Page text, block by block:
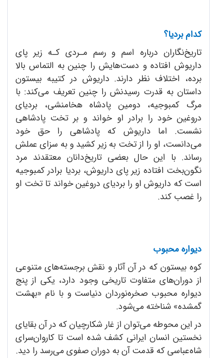
کدام بردیا؟
تاریخ‌نگاران درباره اسم و رسم مـردی کـه زیر پای
داریوش افتاده و دست‌هایش را چنین به التماس بالا
برده، اختلاف نظر دارند. داریوش در کتیبه بیستون
داستان به قدرت رسیدنش را چنین تعریف می‌کند: با
مرگ کمبوجیه، دومین پادشاه هخامنشی، بردیای
دروغین خود را برادر او خواند و بر تخت پادشاهی
نشست. اما داریوش که پادشاهی را حق خود
می‌دانست، او را از تخت به زیر کشید و به سزای عملش
رساند. با این حال بعضی تاریخ‌دانان معتقدند مرد
نگون‌بخت افتاده زیر پای داریوش، بردیا برادر کمبوجیه
است که داریوش او را بردیای دروغین خواند تا تخت او
را غصب کند.
دیواره محبوب
کوه بیستون که در آن آثار و نقش برجسته‌های متنوعی
از دوران‌های متفاوت تاریخی وجود دارد، یکی از پنج
دیواره محبوب صخره‌نوردان دنیاست و با نام «بهشت
گمشده» شناخته می‌شود.
در این محوطه می‌توان از غار شکارچیان که در آن بقایای
نخستین انسان ایرانی کشف شده است تا کاروان‌سرای
شاه‌عباسی که قدمت آن به دوران صفوی می‌رسد را دید.